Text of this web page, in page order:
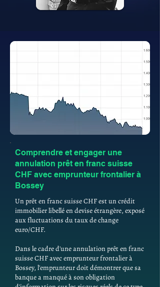
Comprendre et engager une
annulation prêt en franc suisse
CHF avec emprunteur frontalier à
Bossey
Un prêt en franc suisse CHF est un crédit
immobilier libellé en devise étrangère, exposé
aux fluctuations du taux de change
euro/CHF.
Dans le cadre d'une annulation prêt en franc
suisse CHF avec emprunteur frontalier à
Bossey, l'emprunteur doit démontrer que sa
banque a manqué à son obligation